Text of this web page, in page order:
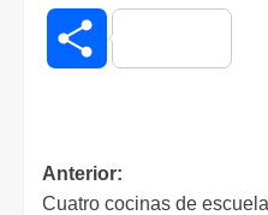
Compartir
Anterior:
Cuatro cocinas de